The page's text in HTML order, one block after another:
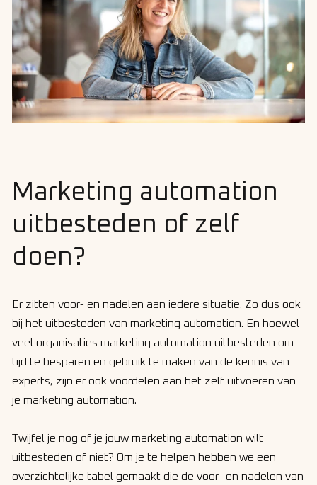
Marketing automation
uitbesteden of zelf
doen?
Er zitten voor- en nadelen aan iedere situatie. Zo dus ook
bij het uitbesteden van marketing automation. En hoewel
veel organisaties marketing automation uitbesteden om
tijd te besparen en gebruik te maken van de kennis van
experts, zijn er ook voordelen aan het zelf uitvoeren van
je marketing automation.
Twijfel je nog of je jouw marketing automation wilt
uitbesteden of niet? Om je te helpen hebben we een
overzichtelijke tabel gemaakt die de voor- en nadelen van